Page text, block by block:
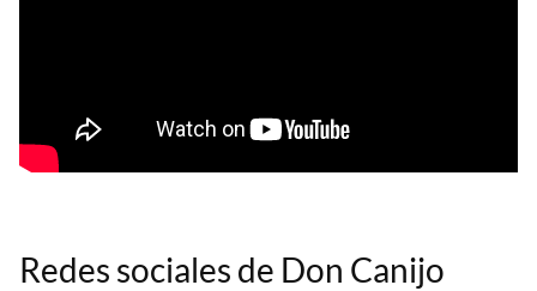
Redes sociales de Don Canijo